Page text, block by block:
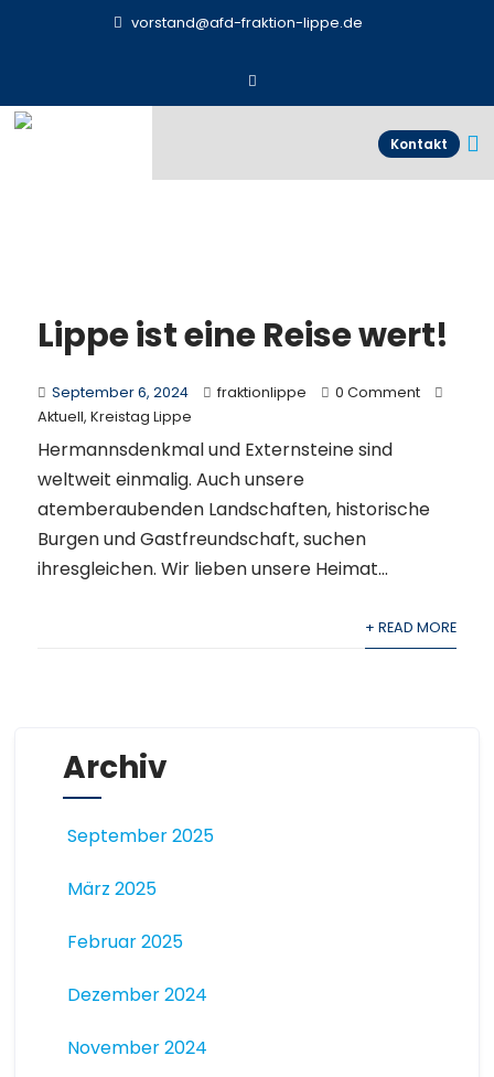
vorstand@afd-fraktion-lippe.de
Kontakt
Lippe ist eine Reise wert!
September 6, 2024 fraktionlippe
0 Comment
Aktuell,Kreistag Lippe
Hermannsdenkmal und Externsteine sind
weltweit einmalig. Auch unsere
atemberaubenden Landschaften, historische
Burgen und Gastfreundschaft, suchen
ihresgleichen. Wir lieben unsere Heimat...
+ READ MORE
Archiv
September 2025
März 2025
Februar 2025
Dezember 2024
November 2024